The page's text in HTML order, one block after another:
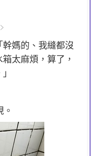
媽的、我縫都沒
太麻煩，算了，